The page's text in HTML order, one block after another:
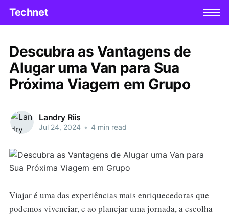
Technet
Descubra as Vantagens de
Alugar uma Van para Sua
Próxima Viagem em Grupo
Landry Riis
Jul 24, 2024 • 4 min read
Viajar é uma das experiências mais enriquecedoras que
podemos vivenciar, e ao planejar uma jornada, a escolha